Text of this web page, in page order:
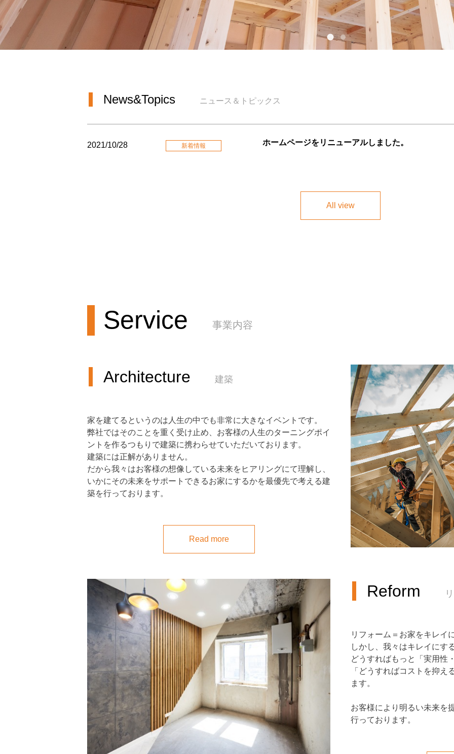
News&Topics ニュース＆トピックス
2021/10/28 新着情報 ホームページをリニューアルしました。
All view
Service 事業内容
Architecture 建築
家を建てるというのは人生の中でも非常に大きなイベントです。
弊社ではそのことを重く受け止め、お客様の人生のターニングポイ
ントを作るつもりで建築に携わらせていただいております。
建築には正解がありません。
だから我々はお客様の想像している未来をヒアリングにて理解し、
いかにその未来をサポートできるお家にするかを最優先で考える建
築を行っております。
Read more
Reform
リフォーム＝お家をキレイ
しかし、我々はキレイにす
どうすればもっと「実用性
「どうすればコストを抑
ます。
お客様により明るい未来を
行っております。